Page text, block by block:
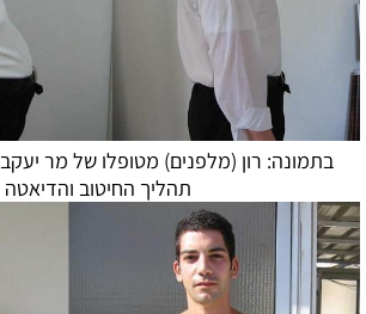
בתמונה: רון (מלפנים) מטופלו של מר
תהליך החיטוב והדיאטה